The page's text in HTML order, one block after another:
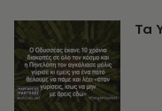
Τα